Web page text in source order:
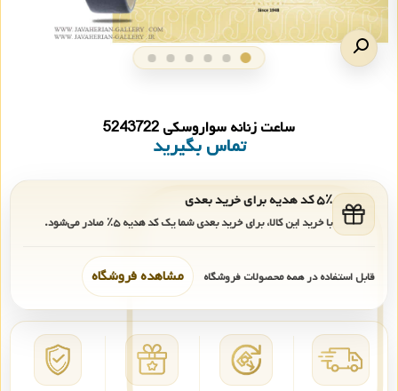
ساعت زنانه سواروسکی 5243722
تماس بگیرید
۵٪ کد هدیه برای خرید بعدی
با خرید این کالا، برای خرید بعدی شما یک کد هدیه۵٪ صادر می‌شود.
قابل استفاده در همه محصولات فروشگاه مشاهده فروشگاه